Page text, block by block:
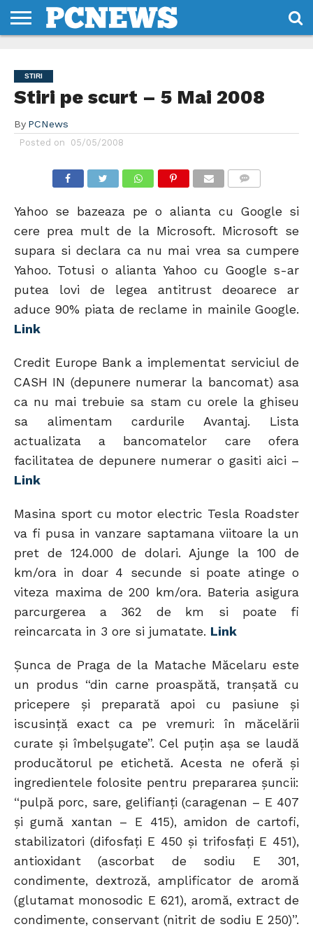
NOI
SI
CONDITII
STIRI
Stiri pe scurt – 5 Mai 2008
By PCNews
Posted on 05/05/2008
Yahoo se bazeaza pe o alianta cu Google si
cere prea mult de la Microsoft. Microsoft se
supara si declara ca nu mai vrea sa cumpere
Yahoo. Totusi o alianta Yahoo cu Google s-ar
putea lovi de legea antitrust deoarece ar
aduce 90% piata de reclame in mainile Google.
Link
Credit Europe Bank a implementat serviciul de
CASH IN (depunere numerar la bancomat) asa
ca nu mai trebuie sa stam cu orele la ghiseu
sa alimentam cardurile Avantaj. Lista
actualizata a bancomatelor care ofera
facilitatea de depunere numerar o gasiti aici –
Link
Masina sport cu motor electric Tesla Roadster
va fi pusa in vanzare saptamana viitoare la un
pret de 124.000 de dolari. Ajunge la 100 de
km/ora in doar 4 secunde si poate atinge o
viteza maxima de 200 km/ora. Bateria asigura
parcurgerea a 362 de km si poate fi
reincarcata in 3 ore si jumatate. Link
Şunca de Praga de la Ma­tache Măcelaru este
un produs “din carne proas­pătă, tranşată cu
pricepere şi preparată apoi cu pasiune şi
iscusinţă exact ca pe vremuri: în măcelării
curate şi îmbelşugate”. Cel puţin aşa se laudă
pro­ducătorul pe etichetă. Acesta ne oferă şi
ingredientele folosite pentru prepararea şuncii:
“pulpă porc, sare, gelifianţi (caragenan – E 407
şi gumă xantan – E 415), amidon de cartofi,
stabilizatori (difosfaţi E 450 şi trifosfaţi E 451),
antioxidant (ascorbat de sodiu E 301,
condimente, dextroză, amplificator de aromă
(glutamat monosodic E 621), aromă, extract de
condimente, conservant (nitrit de sodiu E 250)”.